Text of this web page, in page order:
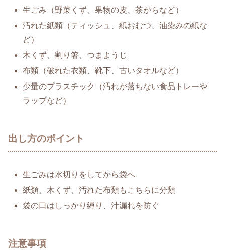
生ごみ（野菜くず、果物の皮、茶がらなど）
汚れた紙類（ティッシュ、紙おむつ、油染みの紙な
ど）
木くず、割り箸、つまようじ
布類（破れた衣類、靴下、古いタオルなど）
少量のプラスチック（汚れが落ちない食品トレーや
ラップなど）
出し方のポイント
生ごみは水切りをしてから袋へ
紙類、木くず、汚れた布類もこちらに分類
袋の口はしっかり縛り、汁漏れを防ぐ
注意事項